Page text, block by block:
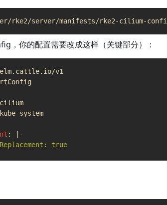
，你的配置需要改成这样（关键部分）：
v1
kube-system
:
|-
    kubeProxyReplacement: true